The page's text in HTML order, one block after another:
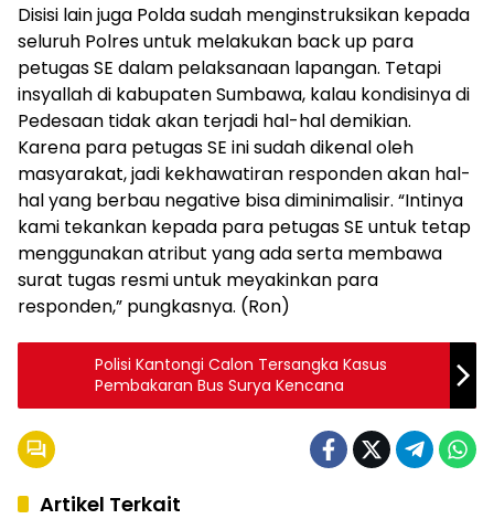
Disisi lain juga Polda sudah menginstruksikan kepada
seluruh Polres untuk melakukan back up para
petugas SE dalam pelaksanaan lapangan. Tetapi
insyallah di kabupaten Sumbawa, kalau kondisinya di
Pedesaan tidak akan terjadi hal-hal demikian.
Karena para petugas SE ini sudah dikenal oleh
masyarakat, jadi kekhawatiran responden akan hal-
hal yang berbau negative bisa diminimalisir. “Intinya
kami tekankan kepada para petugas SE untuk tetap
menggunakan atribut yang ada serta membawa
surat tugas resmi untuk meyakinkan para
responden,” pungkasnya. (Ron)
Polisi Kantongi Calon Tersangka Kasus
Pembakaran Bus Surya Kencana
Artikel Terkait